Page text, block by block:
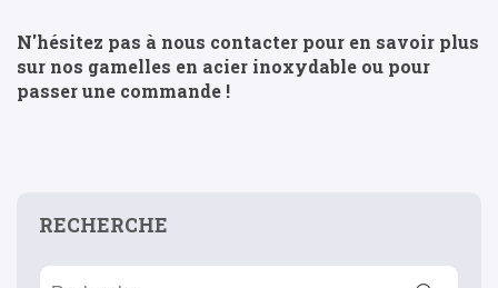
N'hésitez pas à nous contacter pour en savoir plus
sur nos gamelles en acier inoxydable ou pour
passer une commande !
RECHERCHE